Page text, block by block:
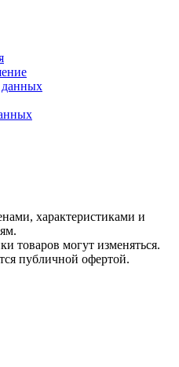
данных
характеристиками и
товаров могут изменяться.
публичной офертой.